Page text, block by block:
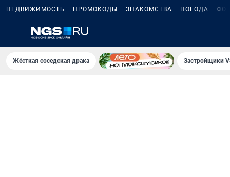
НЕДВИЖИМОСТЬ ПРОМОКОДЫ ЗНАКОМСТВА ПОГОДА
Жёсткая соседская драка Застройщики